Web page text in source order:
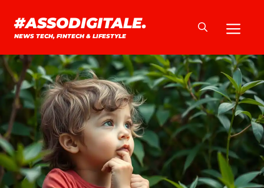
contenuto
#ASSODIGITALE.
NEWS TECH, FINTECH & LIFESTYLE